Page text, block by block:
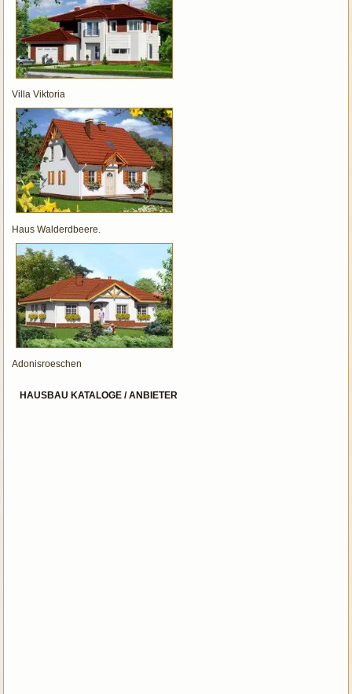
Villa Viktoria
Haus Walderdbeere.
Adonisroeschen
HAUSBAU KATALOGE / ANBIETER